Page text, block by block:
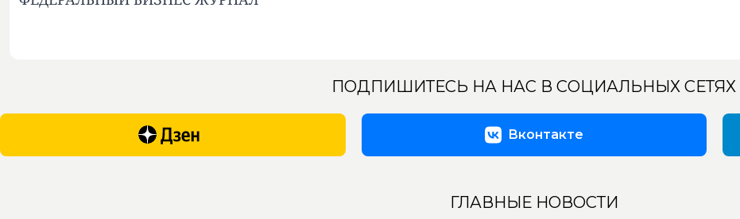
ПОДПИШИТЕСЬ НА НАС В СОЦИАЛЬНЫХ СЕТЯХ
Вконтакте
ГЛАВНЫЕ НОВОСТИ